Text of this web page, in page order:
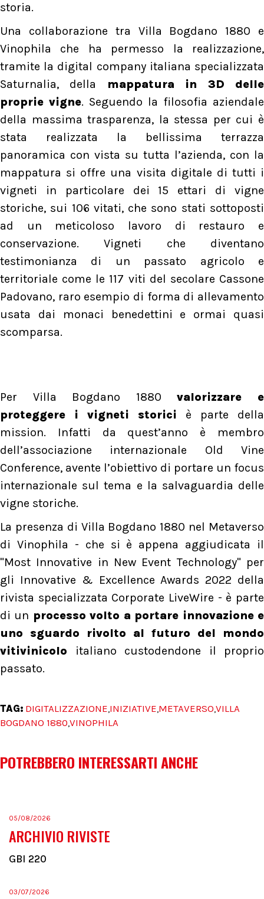
storia.
Una collaborazione tra Villa Bogdano 1880 e
Vinophila che ha permesso la realizzazione,
tramite la digital company italiana specializzata
Saturnalia, della mappatura in 3D delle
proprie vigne. Seguendo la filosofia aziendale
della massima trasparenza, la stessa per cui è
stata realizzata la bellissima terrazza
panoramica con vista su tutta l’azienda, con la
mappatura si offre una visita digitale di tutti i
vigneti in particolare dei 15 ettari di vigne
storiche, sui 106 vitati, che sono stati sottoposti
ad un meticoloso lavoro di restauro e
conservazione. Vigneti che diventano
testimonianza di un passato agricolo e
territoriale come le 117 viti del secolare Cassone
Padovano, raro esempio di forma di allevamento
usata dai monaci benedettini e ormai quasi
scomparsa.
Per Villa Bogdano 1880 valorizzare e
proteggere i vigneti storici è parte della
mission. Infatti da quest’anno è membro
dell’associazione internazionale Old Vine
Conference, avente l’obiettivo di portare un focus
internazionale sul tema e la salvaguardia delle
vigne storiche.
La presenza di Villa Bogdano 1880 nel Metaverso
di Vinophila - che si è appena aggiudicata il
"Most Innovative in New Event Technology" per
gli Innovative & Excellence Awards 2022 della
rivista specializzata Corporate LiveWire - è parte
di un processo volto a portare innovazione e
uno sguardo rivolto al futuro del mondo
vitivinicolo italiano custodendone il proprio
passato.
TAG: DIGITALIZZAZIONE,INIZIATIVE,METAVERSO,VILLA
BOGDANO 1880,VINOPHILA
POTREBBERO INTERESSARTI ANCHE
05/08/2026
ARCHIVIO RIVISTE
GBI 220
03/07/2026